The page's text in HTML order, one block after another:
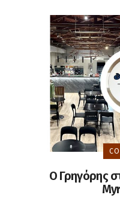
Ο Γρηγόρης